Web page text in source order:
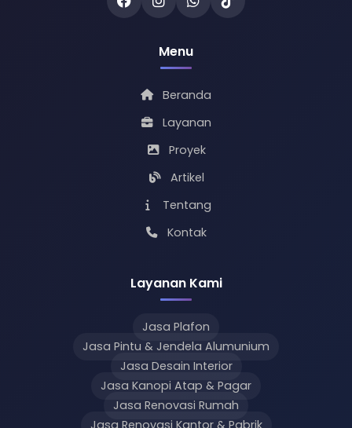
Menu
Beranda
Layanan
Proyek
Artikel
Tentang
Kontak
Layanan Kami
Jasa Plafon
Jasa Pintu & Jendela Alumunium
Jasa Desain Interior
Jasa Kanopi Atap & Pagar
Jasa Renovasi Rumah
Jasa Renovasi Kantor & Pabrik